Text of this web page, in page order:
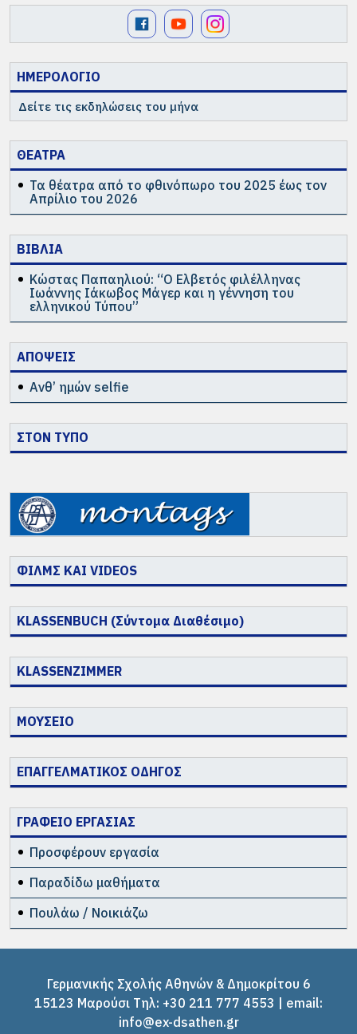
ΗΜΕΡΟΛΟΓΙΟ
Δείτε τις εκδηλώσεις του μήνα
ΘΕΑΤΡΑ
Τα θέατρα από το φθινόπωρο του 2025 έως τον
Απρίλιο του 2026
ΒΙΒΛΙΑ
Κώστας Παπαηλιού: “Ο Ελβετός φιλέλληνας
Ιωάννης Ιάκωβος Μάγερ και η γέννηση του
ελληνικού Τύπου”
ΑΠΟΨΕΙΣ
Ανθ’ ημών selfie
ΣΤΟΝ ΤΥΠΟ
ΦΙΛΜΣ ΚΑΙ VIDEOS
KLASSENBUCH (Σύντομα Διαθέσιμο)
KLASSENZIMMER
ΜΟΥΣΕΙΟ
ΕΠΑΓΓΕΛΜΑΤΙΚΟΣ ΟΔΗΓΟΣ
ΓΡΑΦΕΙΟ ΕΡΓΑΣΙΑΣ
Προσφέρουν εργασία
Παραδίδω μαθήματα
Πουλάω / Νοικιάζω
Γερμανικής Σχολής Αθηνών & Δημοκρίτου 6
15123 Μαρούσι Tηλ: +30 211 777 4553 | email:
info@ex-dsathen.gr